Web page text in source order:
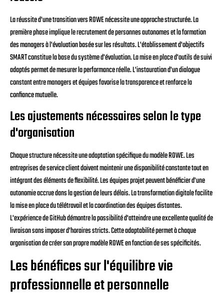
La réussite d'une transition vers ROWE nécessite une approche structurée. La
première phase implique le recrutement de personnes autonomes et la formation
des managers à l'évaluation basée sur les résultats. L'établissement d'objectifs
SMART constitue la base du système d'évaluation. La mise en place d'outils de suivi
adaptés permet de mesurer la performance réelle. L'instauration d'un dialogue
constant entre managers et équipes favorise la transparence et renforce la
confiance mutuelle.
Les ajustements nécessaires selon le type
d'organisation
Chaque structure nécessite une adaptation spécifique du modèle ROWE. Les
entreprises de service client doivent maintenir une disponibilité constante tout en
intégrant des éléments de flexibilité. Les équipes projet peuvent bénéficier d'une
autonomie accrue dans la gestion de leurs délais. La transformation digitale facilite
la mise en place du télétravail et la coordination des équipes distantes.
L'expérience de GitHub démontre la possibilité d'atteindre une excellente qualité de
livraison sans imposer d'horaires stricts. Cette adaptabilité permet à chaque
organisation de créer son propre modèle ROWE en fonction de ses spécificités.
Les bénéfices sur l'équilibre vie
professionnelle et personnelle